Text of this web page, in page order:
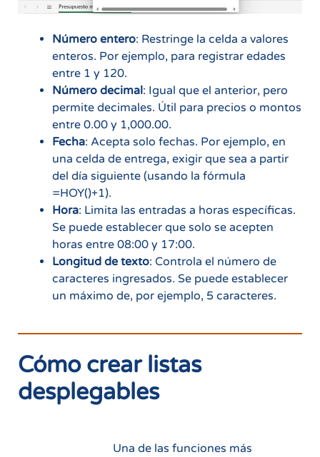
Número entero: Restringe la celda a valores
enteros. Por ejemplo, para registrar edades
entre 1 y 120.
Número decimal: Igual que el anterior, pero
permite decimales. Útil para precios o montos
entre 0.00 y 1,000.00.
Fecha: Acepta solo fechas. Por ejemplo, en
una celda de entrega, exigir que sea a partir
del día siguiente (usando la fórmula
=HOY()+1).
Hora: Limita las entradas a horas específicas.
Se puede establecer que solo se acepten
horas entre 08:00 y 17:00.
Longitud de texto: Controla el número de
caracteres ingresados. Se puede establecer
un máximo de, por ejemplo, 5 caracteres.
Cómo crear listas
desplegables
Una de las funciones más